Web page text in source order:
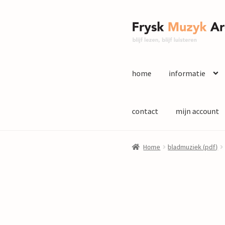
Ga
door
Ga
naar
home informatie
contact mijn account
Home bladmuziek (pdf)